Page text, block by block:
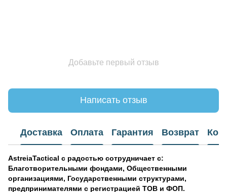
Добавьте первый отзыв
Написать отзыв
Доставка Оплата Гарантия Возврат
AstreiaTactical с радостью сотрудничает с:
Благотворительными фондами, Общественными
организациями, Государственными структурами,
предпринимателями с регистрацией ТОВ и ФОП.